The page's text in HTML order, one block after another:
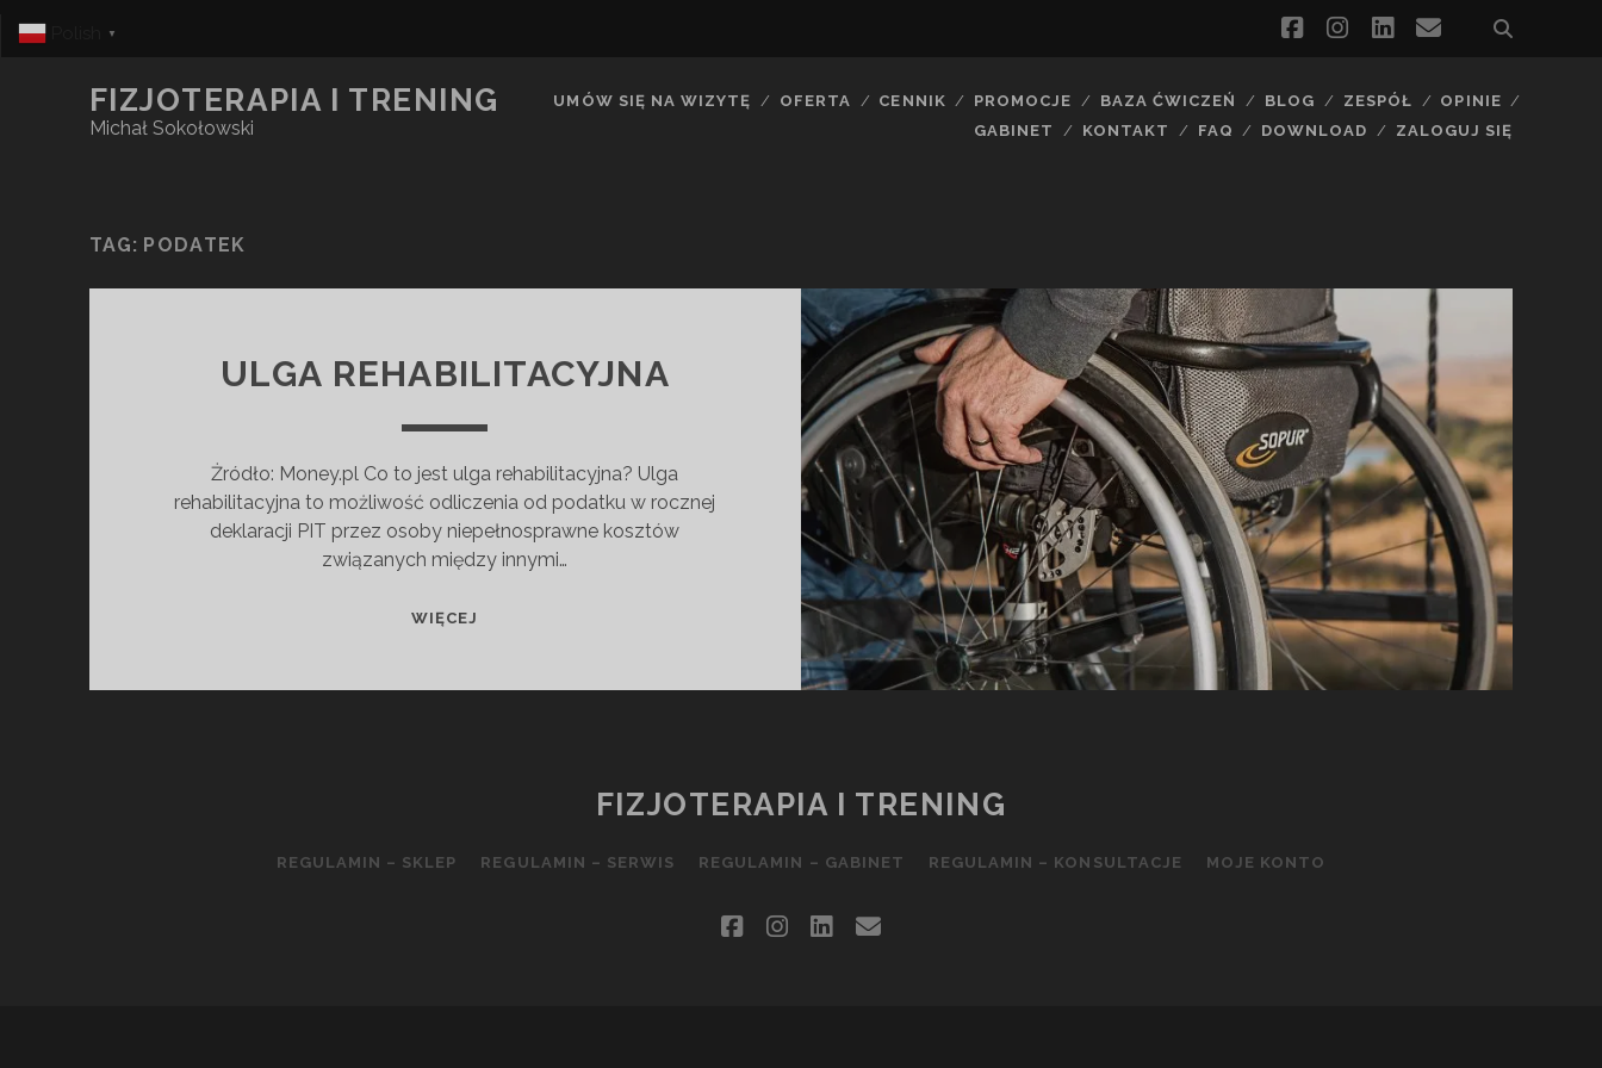
facebookinstagram
linkedinemail
FIZJOTERAPIA I TRENING
Michał Sokołowski
UMÓW SIĘ NA WIZYTĘ OFERTA CENNIK PROMOCJE BAZA ĆWICZEŃ BLOG ZESPÓŁ
OPINIE
GABINET
KONTAKT FAQ DOWNLOAD ZALOGUJ SIĘ
TAG: PODATEK
ULGA REHABILITACYJNA
Żródło: Money.pl Co to jest ulga rehabilitacyjna? Ulga
rehabilitacyjna to możliwość odliczenia od podatku w rocznej
deklaracji PIT przez osoby niepełnosprawne kosztów
związanych między innymi…
WIĘCEJ
FIZJOTERAPIA I TRENING
REGULAMIN – SKLEP REGULAMIN – SERWIS REGULAMIN – GABINET REGULAMIN – KONSULTACJE MOJE KONTO
facebookinstagram
linkedin
email
▼